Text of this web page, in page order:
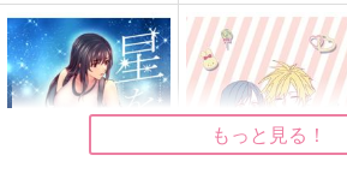
もっと見る！